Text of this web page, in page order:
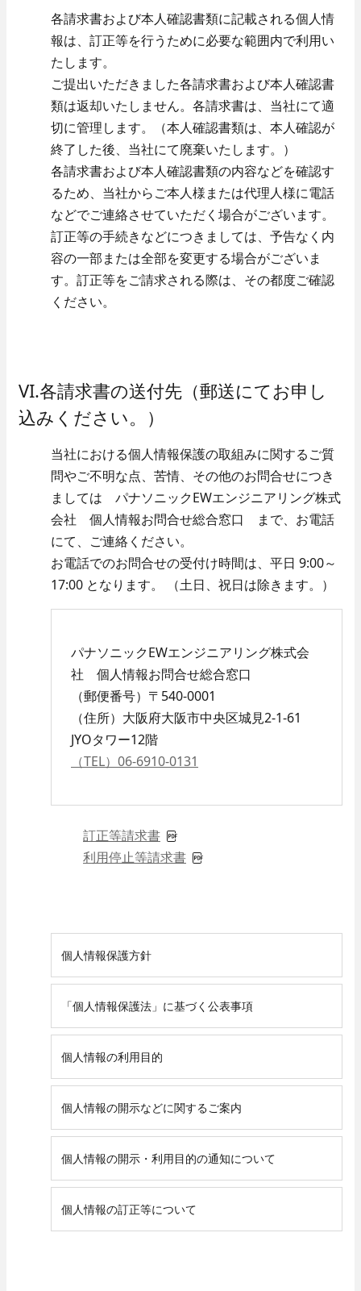
各請求書および本人確認書類に記載される個人情
報は、訂正等を行うために必要な範囲内で利用い
たします。
ご提出いただきました各請求書および本人確認書
類は返却いたしません。各請求書は、当社にて適
切に管理します。（本人確認書類は、本人確認が
終了した後、当社にて廃棄いたします。）
各請求書および本人確認書類の内容などを確認す
るため、当社からご本人様または代理人様に電話
などでご連絡させていただく場合がございます。
訂正等の手続きなどにつきましては、予告なく内
容の一部または全部を変更する場合がございま
す。訂正等をご請求される際は、その都度ご確認
ください。
VI.各請求書の送付先（郵送にてお申し
込みください。）
当社における個人情報保護の取組みに関するご質
問やご不明な点、苦情、その他のお問合せにつき
ましては パナソニックEWエンジニアリング株式
会社 個人情報お問合せ総合窓口 まで、お電話
にて、ご連絡ください。
お電話でのお問合せの受付け時間は、平日 9:00～
17:00 となります。 （土日、祝日は除きます。）
パナソニックEWエンジニアリング株式会
社 個人情報お問合せ総合窓口
（郵便番号）〒540-0001
（住所）大阪府大阪市中央区城見2-1-61
JYOタワー12階
（TEL）06-6910-0131
訂正等請求書
利用停止等請求書
個人情報保護方針
「個人情報保護法」に基づく公表事項
個人情報の利用目的
個人情報の開示などに関するご案内
個人情報の開示・利用目的の通知について
個人情報の訂正等について